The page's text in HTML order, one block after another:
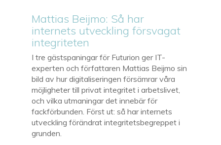
Mattias Beijmo: Så har
internets utveckling försvagat
integriteten
I tre gästspaningar för Futurion ger IT-
experten och författaren Mattias Beijmo sin
bild av hur digitaliseringen försämrar våra
möjligheter till privat integritet i arbetslivet,
och vilka utmaningar det innebär för
fackförbunden. Först ut: så har internets
utveckling förändrat integritetsbegreppet i
grunden.